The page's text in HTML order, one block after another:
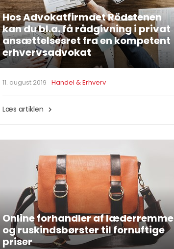
Hos Advokatfirmaet Rödstenen
kan du bl.a. få rådgivning i privat
ansættelsesret fra en kompetent
erhvervsadvokat
11. august 2019 Handel & Erhverv
Læs artiklen 
Online forhandler af læderremme
og ruskindsbørster til fornuftige
priser